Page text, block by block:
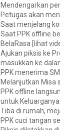
Mendengarkan
Petugas akan
Saatmenjelang
Saat PPK offline
BelaRasa [lihat
Ajukan piksis ke
masukkan ke
PPK menerima
Melanjutkan Misa
PPK offline
untuk Keluarganya.
Tiba di rumah,
PPKcuci tangan